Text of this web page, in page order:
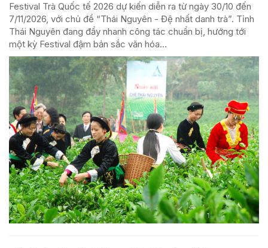
Festival Trà Quốc tế 2026 dự kiến diễn ra từ ngày 30/10 đến
7/11/2026, với chủ đề “Thái Nguyên - Đệ nhất danh trà”. Tỉnh
Thái Nguyên đang đẩy nhanh công tác chuẩn bị, hướng tới
một kỳ Festival đậm bản sắc văn hóa...